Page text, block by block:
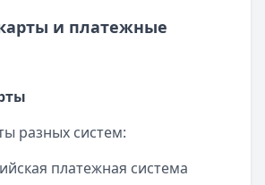
и платежные
разных систем:
платежная система